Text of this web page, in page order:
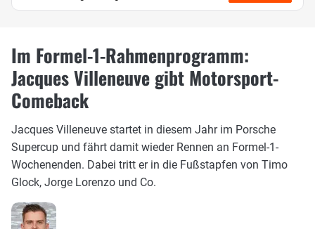
Im Formel-1-Rahmenprogramm:
Jacques Villeneuve gibt Motorsport-
Comeback
Jacques Villeneuve startet in diesem Jahr im Porsche
Supercup und fährt damit wieder Rennen an Formel-1-
Wochenenden. Dabei tritt er in die Fußstapfen von Timo
Glock, Jorge Lorenzo und Co.